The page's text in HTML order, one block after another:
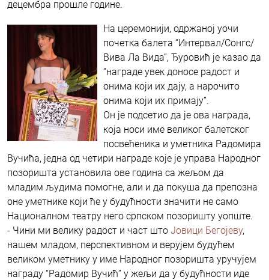
децембра прошле године.
На церемонији, одржаној уочи
почетка балета “Интервал/Сонгс/
Вива Ла Вида”, Ђуровић је казао да
“награде увек доносе радост и
онима који их дају, а нарочито
онима који их примају”.
Он је подсетио да је ова награда,
која носи име великог балетског
посвећеника и уметника Радомира
Вучића, једна од четири награде које је управа Народног
позоришта установила ове година са жељом да
младим људима помогне, али и да покуша да препозна
оне уметнике који ће у будућности значити не само
Националном театру него српском позоришту уопште.
- Чини ми велику радост и част што Јовици Бегојеву,
нашем младом, перспективном и верујем будућем
великом уметнику у име Народног позоришта уручујем
награду “Радомир Вучић” у жељи да у будућности иде